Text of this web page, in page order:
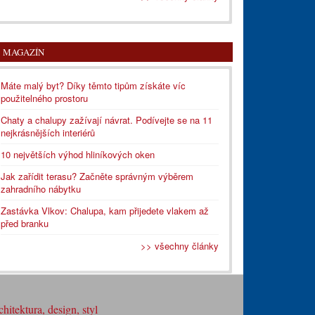
MAGAZÍN
Máte malý byt? Díky těmto tipům získáte víc
použitelného prostoru
Chaty a chalupy zažívají návrat. Podívejte se na 11
nejkrásnějších interiérů
10 největších výhod hliníkových oken
Jak zařídit terasu? Začněte správným výběrem
zahradního nábytku
Zastávka Vlkov: Chalupa, kam přijedete vlakem až
před branku
>> všechny články
design, styl